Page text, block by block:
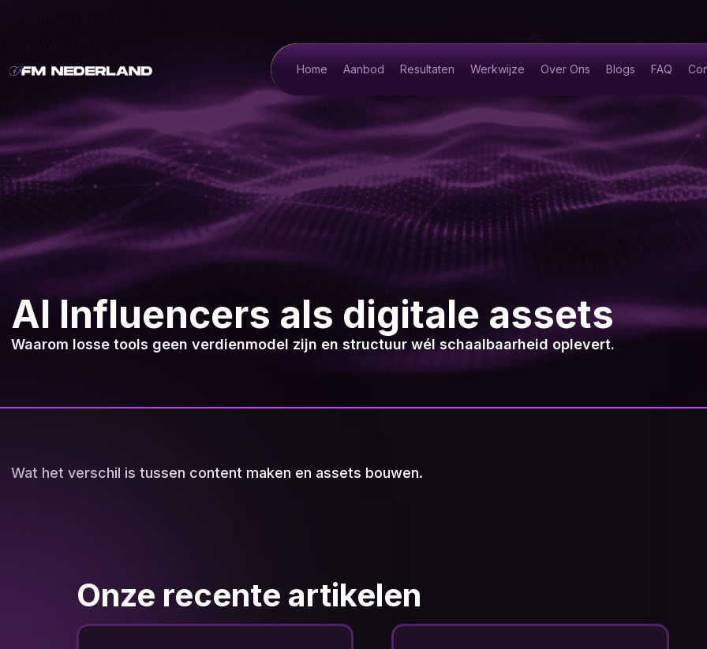
Home Aanbod Resultaten Werkwijze Over Ons Blogs FAQ
AI Influencers als digitale assets
Waarom losse tools geen verdienmodel zijn en structuur wél schaalbaarheid oplevert.
Wat het verschil is tussen content maken en assets bouwen.
Onze recente artikelen